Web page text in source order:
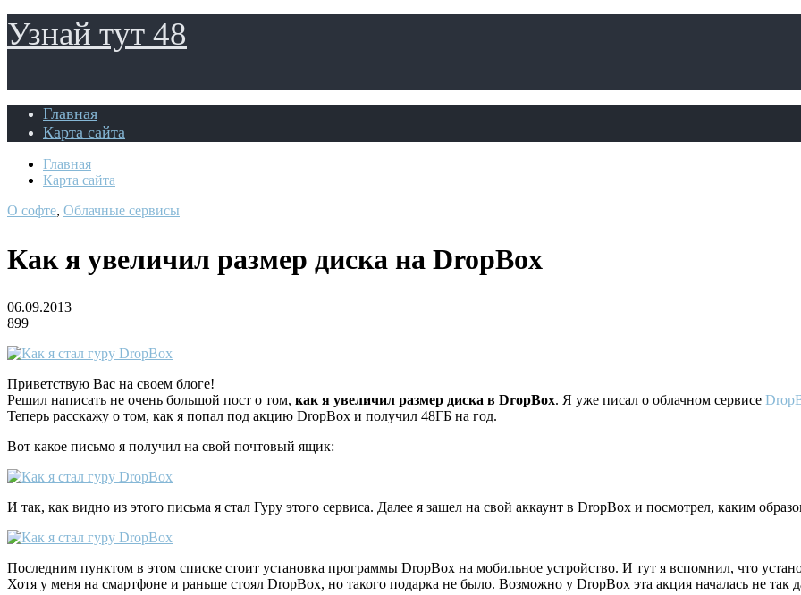
Узнай тут 48
Главная
Карта сайта
Главная
Карта сайта
О софте, Облачные сервисы
Как я увеличил размер диска на DropBox
06.09.2013
899
Приветствую Вас на своем блоге!
Решил написать не очень большой пост о том, как я увеличил размер диска в DropBox. Я уже писал о облачном сервисе
Теперь расскажу о том, как я попал под акцию DropBox и получил 48ГБ на год.
Вот какое письмо я получил на свой почтовый ящик:
И так, как видно из этого письма я стал Гуру этого сервиса. Далее я зашел на свой аккаунт в DropBox и посмотрел, каким
Последним пунктом в этом списке стоит установка программы DropBox на мобильное устройство. И тут я вспомнил, что
Хотя у меня на смартфоне и раньше стоял DropBox, но такого подарка не было. Возможно у DropBox эта акция началась не так